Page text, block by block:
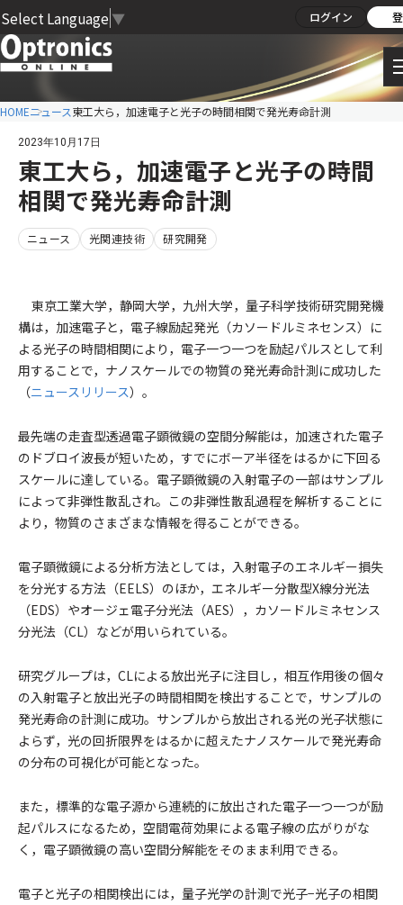
Select Language ▼ ログイン
HOMEニュース東工大ら，加速電子と光子の時間相関で発光寿命計測
2023年10月17日
東工大ら，加速電子と光子の時間
相関で発光寿命計測
ニュース 光関連技術 研究開発
東京工業大学，静岡大学，九州大学，量子科学技術研究開発機
構は，加速電子と，電子線励起発光（カソードルミネセンス）に
よる光子の時間相関により，電子一つ一つを励起パルスとして利
用することで，ナノスケールでの物質の発光寿命計測に成功した
（ニュースリリース）。
最先端の走査型透過電子顕微鏡の空間分解能は，加速された電子
のドブロイ波長が短いため，すでにボーア半径をはるかに下回る
スケールに達している。電子顕微鏡の入射電子の一部はサンプル
によって非弾性散乱され。この非弾性散乱過程を解析することに
より，物質のさまざまな情報を得ることができる。
電子顕微鏡による分析方法としては，入射電子のエネルギー損失
を分光する方法（EELS）のほか，エネルギー分散型X線分光法
（EDS）やオージェ電子分光法（AES），カソードルミネセンス
分光法（CL）などが用いられている。
研究グループは，CLによる放出光子に注目し，相互作用後の個々
の入射電子と放出光子の時間相関を検出することで，サンプルの
発光寿命の計測に成功。サンプルから放出される光の光子状態に
よらず，光の回折限界をはるかに超えたナノスケールで発光寿命
の分布の可視化が可能となった。
また，標準的な電子源から連続的に放出された電子一つ一つが励
起パルスになるため，空間電荷効果による電子線の広がりがな
く，電子顕微鏡の高い空間分解能をそのまま利用できる。
電子と光子の相関検出には，量子光学の計測で光子−光子の相関